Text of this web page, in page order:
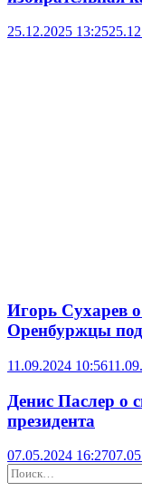
25.12.2025 13:25
Игорь Сухарев
Оренбуржцы
11.09.2024 10:56
Денис Паслер о
президента
07.05.2024 16:27
Найти: